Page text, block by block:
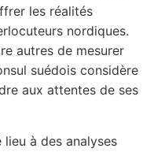
les réalités
nordiques.
autres de mesurer
suédois considère
aux attentes de ses
à des analyses